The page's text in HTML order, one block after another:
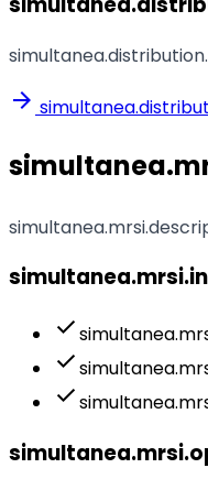
arrow_forward
check
check
check